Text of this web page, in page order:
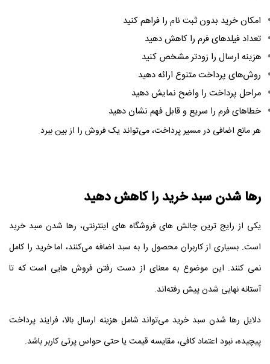
امکان خرید بدون ثبت‌ نام را فراهم کنید
تعداد فیلدهای فرم را کاهش دهید
هزینه ارسال را زودتر مشخص کنید
روش‌های پرداخت متنوع ارائه دهید
مراحل پرداخت را واضح نمایش دهید
خطاهای فرم را سریع و قابل فهم نشان دهید
هر مانع اضافی در مسیر پرداخت، می‌تواند یک فروش را از بین ببرد.
رها شدن سبد خرید را کاهش دهید
یکی از رایج‌ ترین چالش‌ های فروشگاه‌ های اینترنتی، رها شدن سبد خرید
است. بسیاری از کاربران محصول را به سبد اضافه می‌کنند، اما خرید را کامل
نمی‌ کنند. این موضوع به معنای از دست رفتن فروش‌ هایی است که تا
آستانه نهایی شدن پیش رفته‌اند.
دلایل رها شدن سبد خرید می‌تواند شامل هزینه ارسال بالا، فرایند پرداخت
پیچیده، نبود اعتماد کافی، مقایسه قیمت یا حتی حواس‌ پرتی کاربر باشد.